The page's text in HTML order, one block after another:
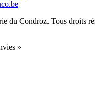
du Condroz. Tous droits
»